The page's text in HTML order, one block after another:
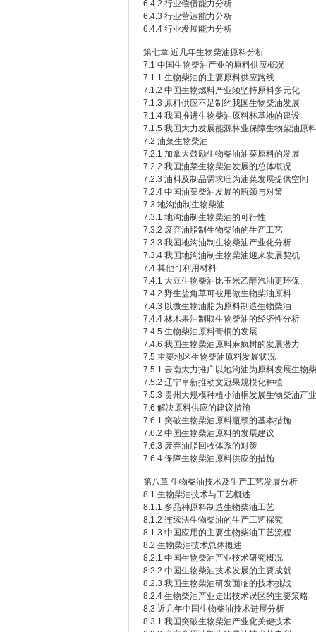
6.4.2 行业偿债能力分析
6.4.3 行业营运能力分析
6.4.4 行业发展能力分析
第七章 近几年生物柴油原料分析
7.1 中国生物柴油产业的原料供应概况
7.1.1 生物柴油的主要原料供应路线
7.1.2 中国生物燃料产业须坚持原料多元化
7.1.3 原料供应不足制约我国生物柴油发展
7.1.4 我国推进生物柴油原料林基地的建设
7.1.5 我国大力发展能源林业保障生物柴油原
7.2 油菜生物柴油
7.2.1 加拿大鼓励生物柴油油菜原料的发展
7.2.2 我国油菜生物柴油发展的总体概况
7.2.3 油料及制品需求旺为油菜发展提供空间
7.2.4 中国油菜柴油发展的瓶颈与对策
7.3 地沟油制生物柴油
7.3.1 地沟油制生物柴油的可行性
7.3.2 废弃油脂制生物柴油的生产工艺
7.3.3 我国地沟油制生物柴油产业化分析
7.3.4 我国地沟油制生物柴油迎来发展契机
7.4 其他可利用材料
7.4.1 大豆生物柴油比玉米乙醇汽油更环保
7.4.2 野生盐角草可被用做生物柴油原料
7.4.3 以微生物油脂为原料制造生物柴油
7.4.4 林木果油制取生物柴油的经济性分析
7.4.5 生物柴油原料膏桐的发展
7.4.6 我国生物柴油原料麻疯树的发展潜力
7.5 主要地区生物柴油原料发展状况
7.5.1 云南大力推广以地沟油为原料发展生物
7.5.2 辽宁阜新推动文冠果规模化种植
7.5.3 贵州大规模种植小油桐发展生物柴油产业
7.6 解决原料供应的建议措施
7.6.1 突破生物柴油原料瓶颈的基本措施
7.6.2 中国生物柴油原料的发展建议
7.6.3 废弃油脂回收体系的对策
7.6.4 保障生物柴油原料供应的措施
第八章 生物柴油技术及生产工艺发展分析
8.1 生物柴油技术与工艺概述
8.1.1 多品种原料制造生物柴油工艺
8.1.2 连续法生物柴油的生产工艺探究
8.1.3 中国应用的主要生物柴油工艺流程
8.2 生物柴油技术总体概述
8.2.1 中国生物柴油产业技术研究概况
8.2.2 中国生物柴油技术发展的主要成就
8.2.3 我国生物柴油研发面临的技术挑战
8.2.4 生物柴油产业走出技术误区的主要策略
8.3 近几年中国生物柴油技术进展分析
8.3.1 我国突破生物柴油产业化关键技术